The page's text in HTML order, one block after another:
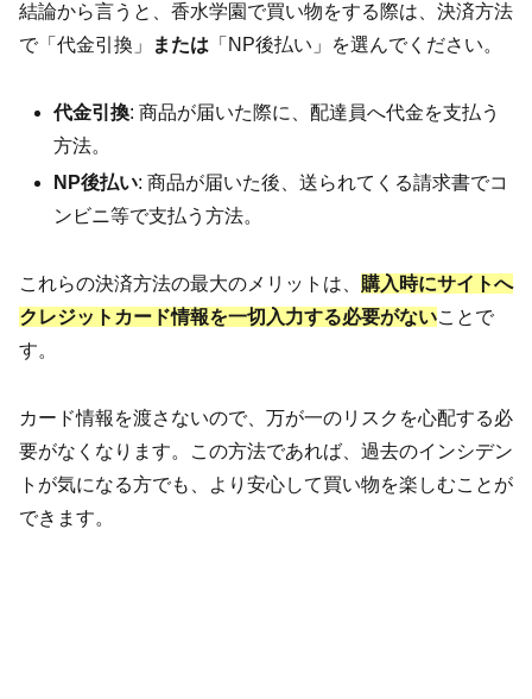
結論から言うと、香水学園で買い物をする際は、決済方法
で「代金引換」
または 「NP後払い」を選んでください。
代金引換: 商品が届いた際に、配達員へ代金を支払う
方法。
NP後払い: 商品が届いた後、送られてくる請求書でコ
ンビニ等で支払う方法。
これらの決済方法の最大のメリットは、 購入時にサイトへ
クレジットカード情報を一切入力する必要がないことで
す。
カード情報を渡さないので、万が一のリスクを心配する必
要がなくなります。この方法であれば、過去のインシデン
トが気になる方でも、より安心して買い物を楽しむことが
できます。